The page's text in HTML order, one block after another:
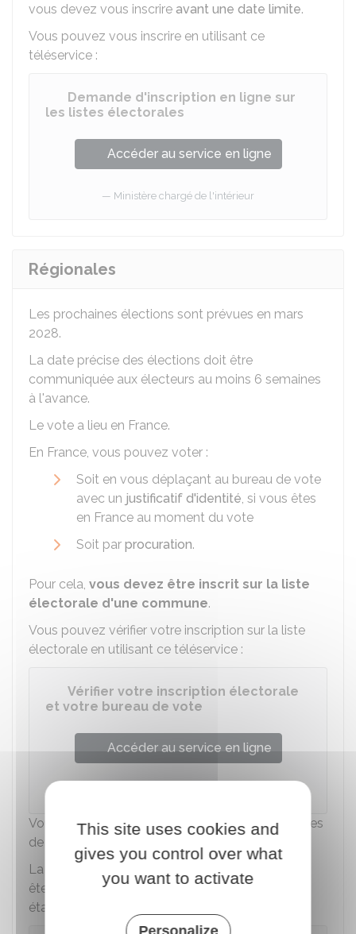
vous devez vous inscrire avant une date limite.
Vous pouvez vous inscrire en utilisant ce
téléservice :
Demande d'inscription en ligne sur
les listes électorales
Accéder au service en ligne
Ministère chargé de l'intérieur
Régionales
Les prochaines élections sont prévues en mars
2028.
La date précise des élections doit être
communiquée aux électeurs au moins 6 semaines
à l'avance.
Le vote a lieu en France.
En France, vous pouvez voter :
Soit en vous déplaçant au bureau de vote
avec un justificatif d'identité, si vous êtes
en France au moment du vote
Soit par procuration.
Pour cela, vous devez être inscrit sur la liste
électorale d'une commune.
Vous pouvez vérifier votre inscription sur la liste
électorale en utilisant ce téléservice :
Vérifier votre inscription électorale
et votre bureau de vote
Accéder au service en ligne
Vous pouvez vous inscrire sur les listes électorales
de certaines communes.
La liste de ces communes varie selon que vous
êtes ou non inscrit sur le registre des Français
établis hors de France :
This site uses cookies and
gives you control over what
you want to activate
Personalize